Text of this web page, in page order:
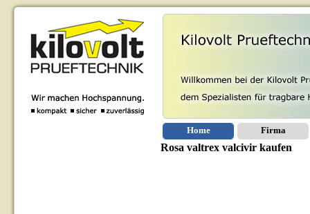
Home Firma
Rosa valtrex valcivir kaufen